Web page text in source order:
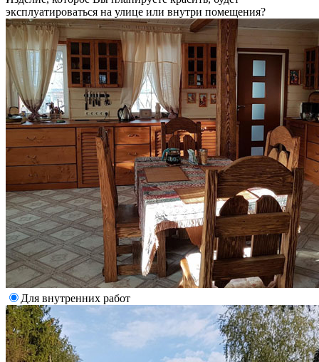
эксплуатироваться на улице или внутри помещения?
Для внутренних работ